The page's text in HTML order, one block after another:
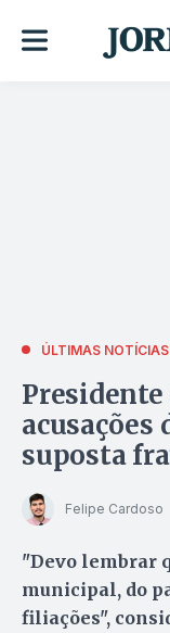
ÚLTIMAS NOTÍCIAS
Presidente
acusações
suposta
Felipe Cardoso
"Devo lembrar
municipal, do
filiações",